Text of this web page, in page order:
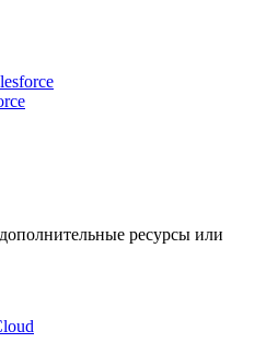
Очистить все Готово
ресурсы или